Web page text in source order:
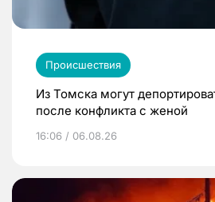
Происшествия
Из Томска могут
после конфликта с женой
16:06 / 06.08.26